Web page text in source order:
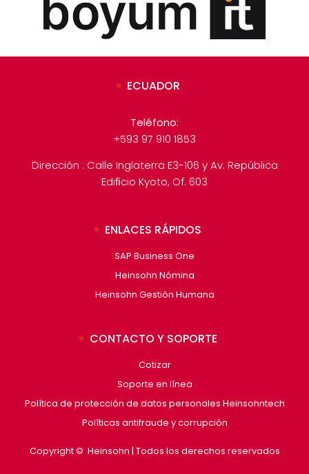
ECUADOR
Teléfono:
+593 97 910 1853
Dirección : Calle Inglaterra E3-106 y Av. República
Ediﬁcio Kyoto, Of. 603
ENLACES RÁPIDOS
SAP Business One
Heinsohn Nómina
Heinsohn Gestión Humana
CONTACTO Y SOPORTE
Cotizar
Soporte en línea
Política de protección de datos personales Heinsohntech
Políticas antifraude y corrupción
Copyright © Heinsohn | Todos los derechos reservados